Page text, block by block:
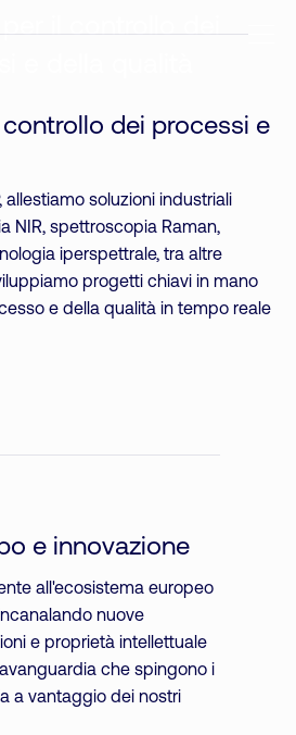
il controllo dei
dei processi e
allestiamo soluzioni industriali
NIR, spettroscopia Raman,
iperspettrale, tra altre
progetti chiavi in mano
e della qualità in tempo reale
e innovazione
all'ecosistema europeo
nuove
e proprietà intellettuale
che spingono i
a vantaggio dei nostri